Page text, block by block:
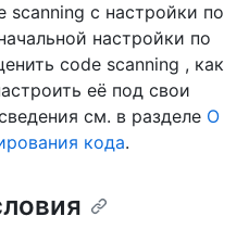
scanning с настройки по
настройки по
code scanning , как
её под свои
см. в разделе О
кода.